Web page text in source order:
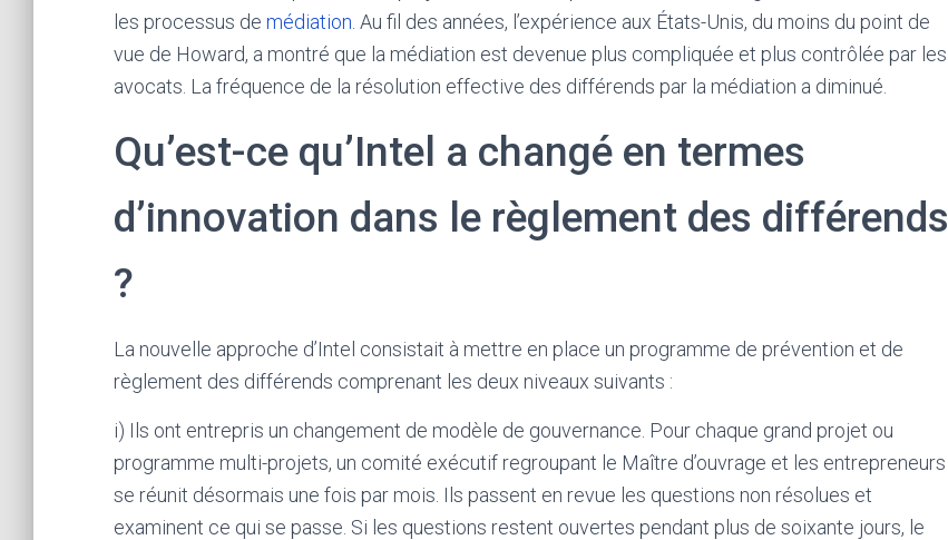
les processus de médiation . Au fil des années, l’expérience aux États-Unis, du moins du point de
vue de Howard, a montré que la médiation est devenue plus compliquée et plus contrôlée par les
avocats. La fréquence de la résolution effective des différends par la médiation a diminué.
Qu’est-ce qu’Intel a changé en termes
d’innovation dans le règlement des différends
?
La nouvelle approche d’Intel consistait à mettre en place un programme de prévention et de
règlement des différends comprenant les deux niveaux suivants :
i) Ils ont entrepris un changement de modèle de gouvernance. Pour chaque grand projet ou
programme multi-projets, un comité exécutif regroupant le Maître d’ouvrage et les entrepreneurs
se réunit désormais une fois par mois. Ils passent en revue les questions non résolues et
examinent ce qui se passe. Si les questions restent ouvertes pendant plus de soixante jours, le